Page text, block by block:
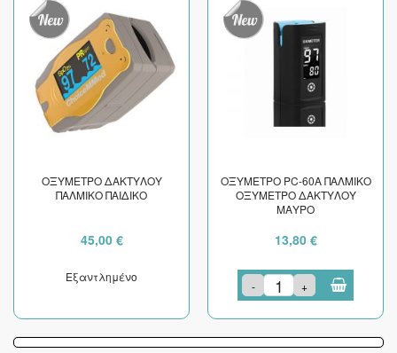
ΟΞΥΜΕΤΡΟ ΔΑΚΤΥΛΟΥ
ΠΑΛΜΙΚΟ ΠΑΙΔΙΚΟ
45,00 €
Εξαντλημένο
ΟΞΥΜΕΤΡΟ PC-60A ΠΑΛΜΙΚΟ
ΟΞΥΜΕΤΡΟ ΔΑΚΤΥΛΟΥ
ΜΑΥΡΟ
13,80 €
- +